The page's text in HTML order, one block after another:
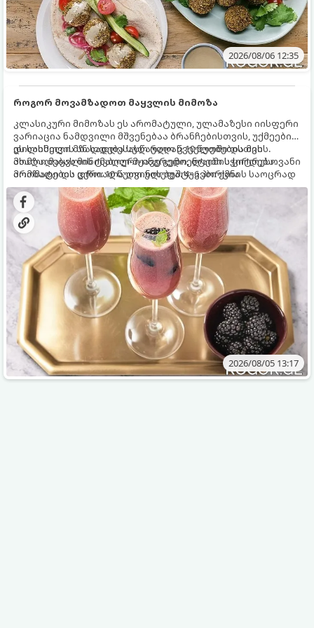
2026/08/06 12:35
როგორ მოვამზადოთ მაყვლის მიმოზა
კლასიკური მიმოზას ეს არომატული, ულამაზესი იისფერი
ვარიაცია ნამდვილი მშვენებაა ბრანჩებისთვის, უქმეების
დილისთვის ან სადღესასწაულო წვეულებებისთვის.
ახალი მაყვლის ტკბილ-მჟავე გემო, ლაიმის ციტრუსოვანი
არომატი და ცქრიალა ღვინის ბუშტუკები ქმნის საოცრად
დახვეწილ და მაგრილებელ კოქტეილს.
ეს სასმელი მზადდება სულ რაღაც 10 წუთში და მის
მომზადებას მინიმალური ინგრედიენტები სჭირდება.
მომზადების დრო: 10 წუთი ულუფა: 4–6 პორცია
2026/08/05 13:17